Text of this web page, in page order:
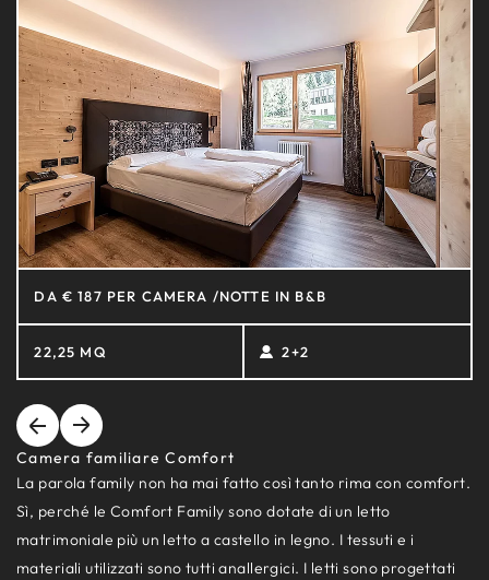
DA € 187 PER CAMERA /NOTTE IN B&B
22,25 MQ 2+2
Camera familiare Comfort
La parola family non ha mai fatto così tanto rima con comfort.
Sì, perché le Comfort Family sono dotate di un letto
matrimoniale più un letto a castello in legno. I tessuti e i
materiali utilizzati sono tutti anallergici. I letti sono progettati